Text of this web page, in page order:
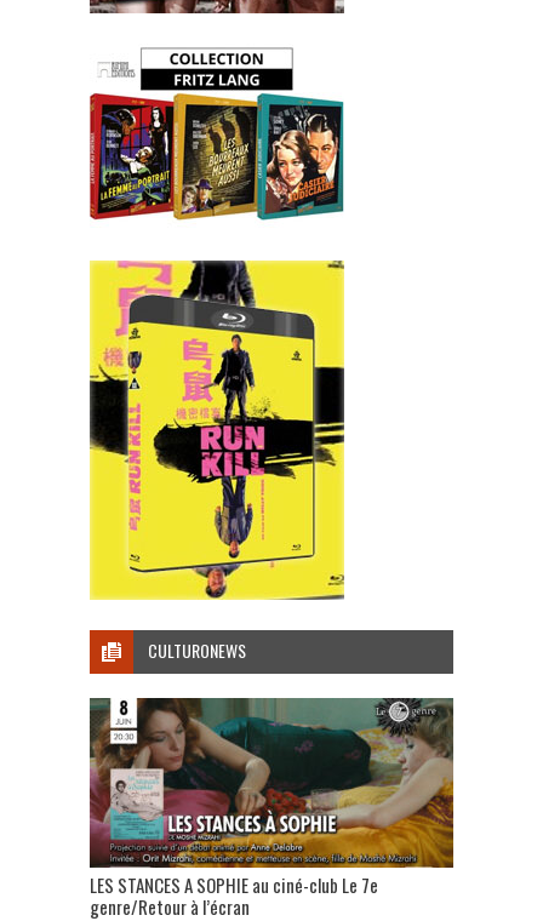
CULTURONEWS
LES STANCES A SOPHIE au ciné-club Le 7e
genre/Retour à l’écran